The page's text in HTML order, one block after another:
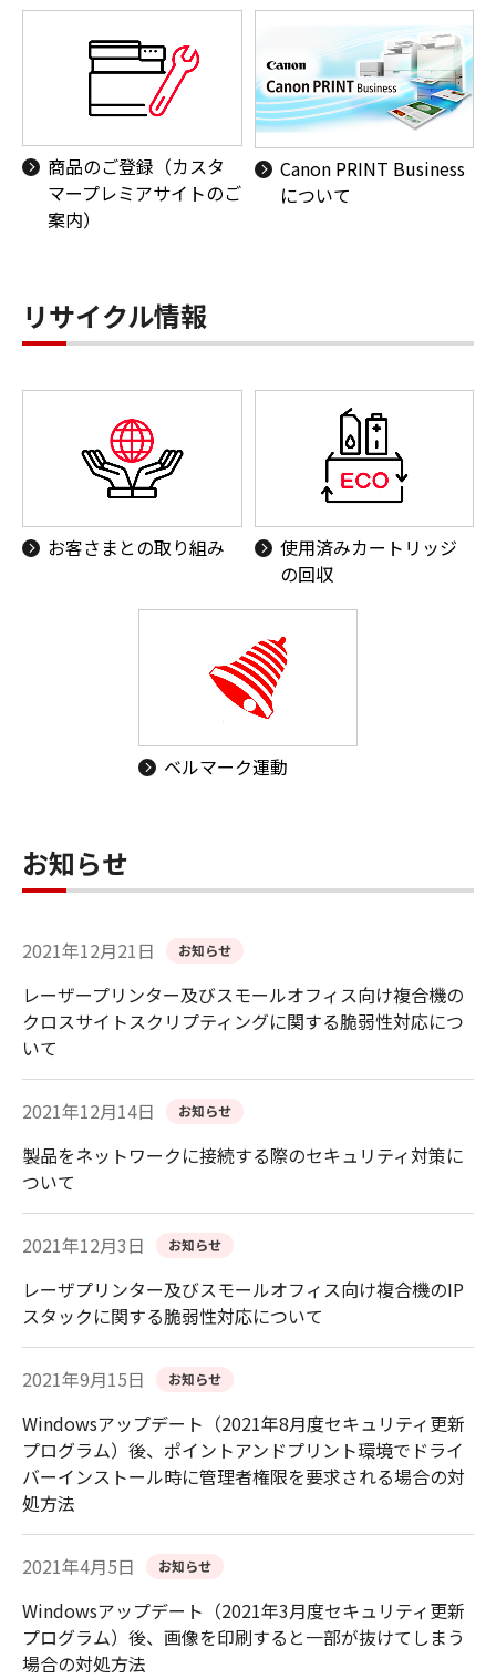
商品のご登録（カスタ
マープレミアサイトのご
案内）
Canon PRINT Business
について
リサイクル情報
お客さまとの取り組み
使用済みカートリッジ
の回収
ベルマーク運動
お知らせ
2021年12月21日 お知らせ
レーザープリンター及びスモールオフィス向け複合機の
クロスサイトスクリプティングに関する脆弱性対応につ
いて
2021年12月14日 お知らせ
製品をネットワークに接続する際のセキュリティ対策に
ついて
2021年12月3日 お知らせ
レーザプリンター及びスモールオフィス向け複合機のIP
スタックに関する脆弱性対応について
2021年9月15日 お知らせ
Windowsアップデート（2021年8月度セキュリティ更新
プログラム）後、ポイントアンドプリント環境でドライ
バーインストール時に管理者権限を要求される場合の対
処方法
2021年4月5日 お知らせ
Windowsアップデート（2021年3月度セキュリティ更新
プログラム）後、画像を印刷すると一部が抜けてしまう
場合の対処方法